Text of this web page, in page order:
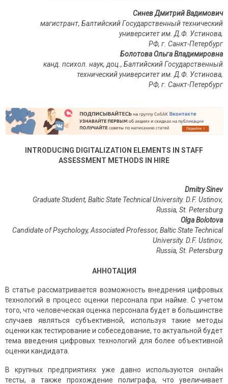
Синев Дмитрий Вадимович
магистрант, Балтийский Государственный технический
университет им. Д.Ф. Устинова,
РФ, г. Санкт-Петербург
Болотова Ольга Владимировна
канд. психол. наук, доц., Балтийский Государственный
технический университет им. Д Ф. Устинова,
РФ, г. Санкт-Петербург
INTRODUCING DIGITALIZATION ELEMENTS IN STAFF
ASSESSMENT METHODS IN HIRE
Dmitry Sinev
Graduate Student, Baltic State Technical University. D.F. Ustinov,
Russia, St. Petersburg
Olga Bolotova
Candidate of Psychology, Associated Professor, Baltic State Technical
University. D.F. Ustinov,
Russia, St. Petersburg
АННОТАЦИЯ
В статье рассматривается возможность внедрения цифровых
технологий в процесс оценки персонала при найме. С учетом
того, что человеческая оценка персонала будет в большинстве
случаев являться субъективной, используя такие методы
оценки как тестирование и собеседование, то актуальной будет
тема введения цифровых технологий для более объективной
оценки кандидата.
В крупных предприятиях уже давно используются онлайн
тесты, а также прохождение полиграфа, что увеличивает